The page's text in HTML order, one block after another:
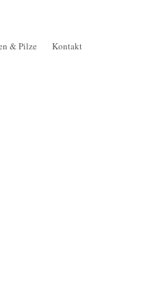
& Pilze Kontakt